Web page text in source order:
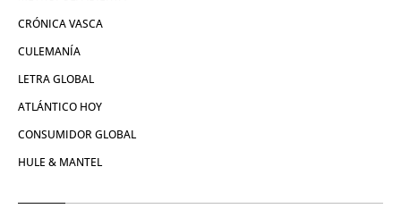
CRÓNICA VASCA
CULEMANÍA
LETRA GLOBAL
ATLÁNTICO HOY
CONSUMIDOR GLOBAL
HULE & MANTEL